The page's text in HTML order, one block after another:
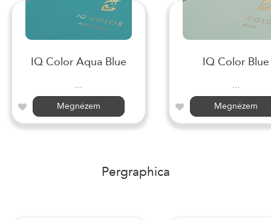
IQ Color Aqua Blue
...
Megnézem
IQ Color Blue
...
Megnézem
Pergraphica